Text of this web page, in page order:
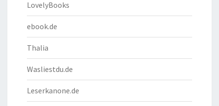
LovelyBooks
ebook.de
Thalia
Wasliestdu.de
Leserkanone.de